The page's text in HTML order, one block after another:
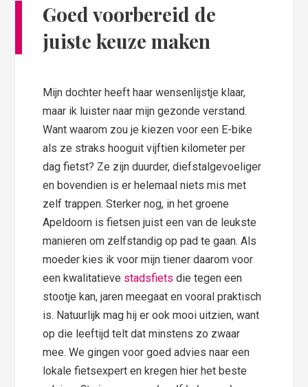
Goed voorbereid de
juiste keuze maken
Mijn dochter heeft haar wensenlijstje klaar,
maar ik luister naar mijn gezonde verstand.
Want waarom zou je kiezen voor een E-bike
als ze straks hooguit vijftien kilometer per
dag fietst? Ze zijn duurder, diefstalgevoeliger
en bovendien is er helemaal niets mis met
zelf trappen. Sterker nog, in het groene
Apeldoorn is fietsen juist een van de leukste
manieren om zelfstandig op pad te gaan. Als
moeder kies ik voor mijn tiener daarom voor
een kwalitatieve stadsfiets die tegen een
stootje kan, jaren meegaat en vooral praktisch
is. Natuurlijk mag hij er ook mooi uitzien, want
op die leeftijd telt dat minstens zo zwaar
mee. We gingen voor goed advies naar een
lokale fietsexpert en kregen hier het beste